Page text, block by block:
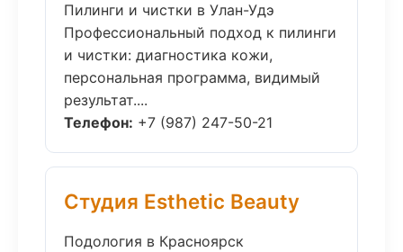
Пилинги и чистки в Улан-Удэ
Профессиональный подход к пилинги
и чистки: диагностика кожи,
персональная программа, видимый
результат....
Телефон: +7 (987) 247-50-21
Студия Esthetic Beauty
Подология в Красноярск